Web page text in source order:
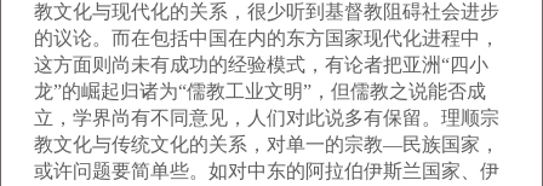
教文化与现代化的关系，很少听到基督教阻碍社会进步
的议论。而在包括中国在内的东方国家现代化进程中，
这方面则尚未有成功的经验模式，有论者把亚洲“四小
龙”的崛起归诸为“儒教工业文明”，但儒教之说能否成
立，学界尚有不同意见，人们对此说多有保留。理顺宗
教文化与传统文化的关系，对单一的宗教—民族国家，
或许问题要简单些。如对中东的阿拉伯伊斯兰国家、伊